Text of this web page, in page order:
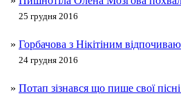
25 грудня 2016
» Горбачова з Нікітіним
24 грудня 2016
» Потап зізнався що пише свої пісні